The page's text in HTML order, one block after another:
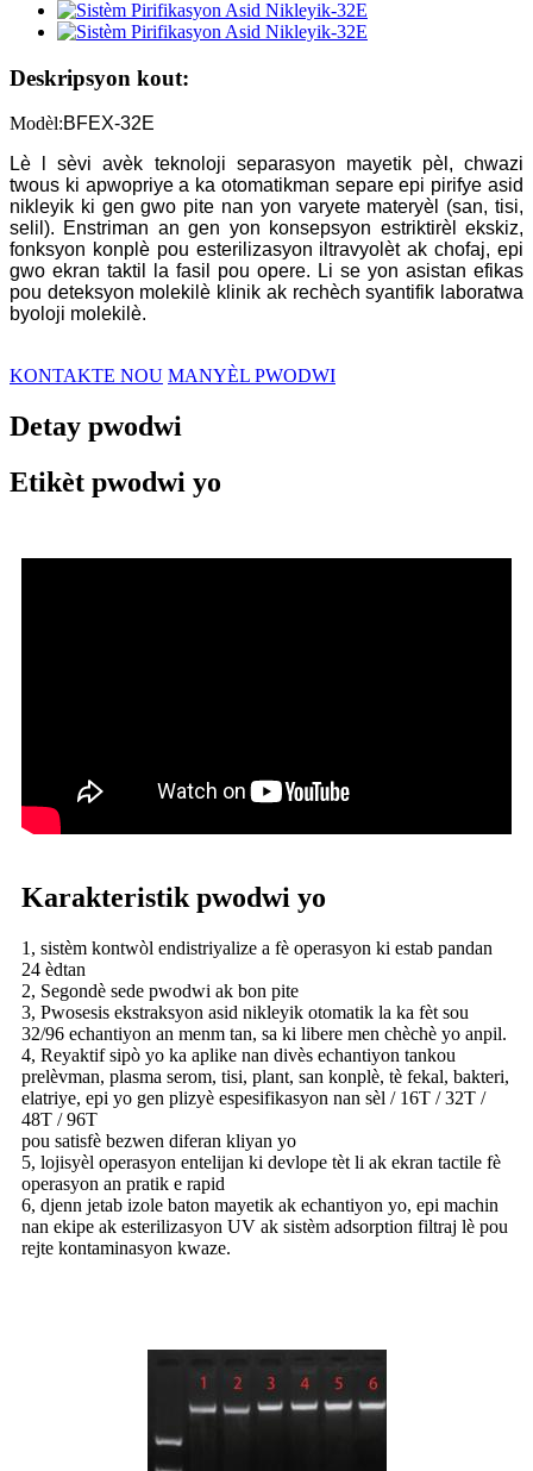
Deskripsyon kout:
Modèl:BFEX-32E
Lè l sèvi avèk teknoloji separasyon mayetik pèl, chwazi
twous ki apwopriye a ka otomatikman separe epi pirifye asid
nikleyik ki gen gwo pite nan yon varyete materyèl (san, tisi,
selil). Enstriman an gen yon konsepsyon estriktirèl ekskiz,
fonksyon konplè pou esterilizasyon iltravyolèt ak chofaj, epi
gwo ekran taktil la fasil pou opere. Li se yon asistan efikas
pou deteksyon molekilè klinik ak rechèch syantifik laboratwa
byoloji molekilè.
KONTAKTE NOU MANYÈL PWODWI
Detay pwodwi
Etikèt pwodwi yo
Karakteristik pwodwi yo
1, sistèm kontwòl endistriyalize a fè operasyon ki estab pandan
24 èdtan
2, Segondè sede pwodwi ak bon pite
3, Pwosesis ekstraksyon asid nikleyik otomatik la ka fèt sou
32/96 echantiyon an menm tan, sa ki libere men chèchè yo anpil.
4, Reyaktif sipò yo ka aplike nan divès echantiyon tankou
prelèvman, plasma serom, tisi, plant, san konplè, tè fekal, bakteri,
elatriye, epi yo gen plizyè espesifikasyon nan sèl / 16T / 32T /
48T / 96T
pou satisfè bezwen diferan kliyan yo
5, lojisyèl operasyon entelijan ki devlope tèt li ak ekran tactile fè
operasyon an pratik e rapid
6, djenn jetab izole baton mayetik ak echantiyon yo, epi machin
nan ekipe ak esterilizasyon UV ak sistèm adsorption filtraj lè pou
rejte kontaminasyon kwaze.